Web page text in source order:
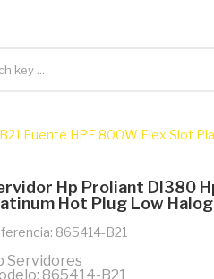
Fuente HPE 800W Flex Slot
Hp Proliant Dl380
Hot Plug Low
865414-B21
Servidores
865414-B21